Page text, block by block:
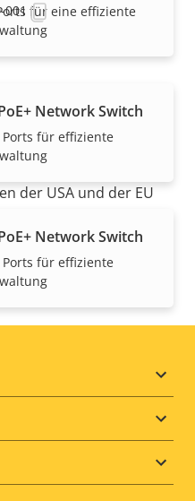
für eine effiziente
Network Switch
für effiziente
Network Switch
für effiziente
001
den
der USA und der EU
Informationen zum